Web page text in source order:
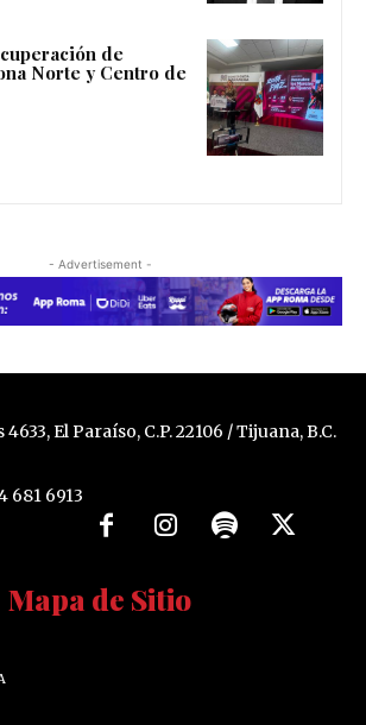
de
Norte y Centro de
- Advertisement -
El Paraíso, C.P. 22106 / Tijuana, B.C.
681 6913
Mapa de Sitio